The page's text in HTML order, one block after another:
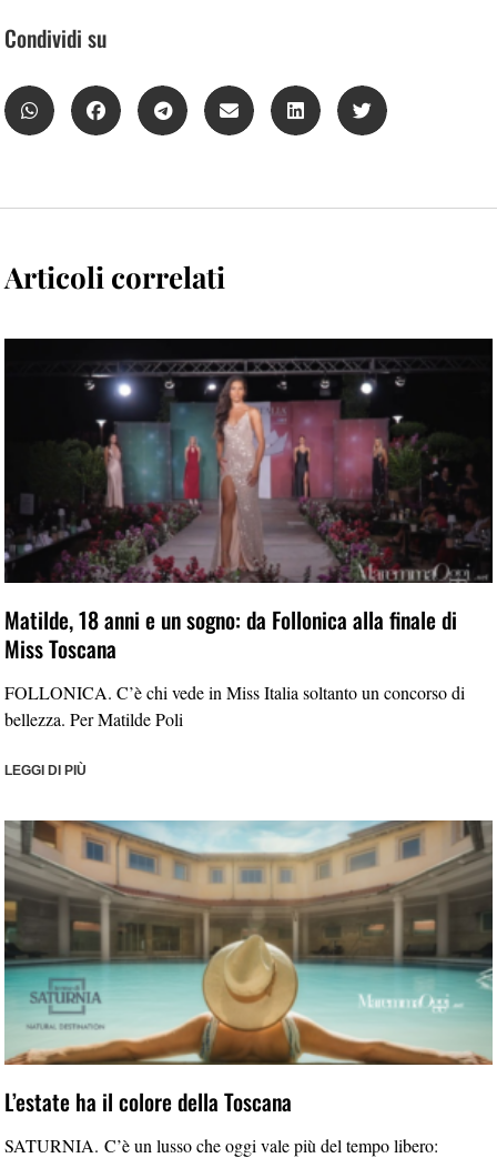
Condividi su
Articoli correlati
Matilde, 18 anni e un sogno: da Follonica alla finale di
Miss Toscana
FOLLONICA. C’è chi vede in Miss Italia soltanto un concorso di
bellezza. Per Matilde Poli
LEGGI DI PIÙ
L’estate ha il colore della Toscana
SATURNIA. C’è un lusso che oggi vale più del tempo libero: